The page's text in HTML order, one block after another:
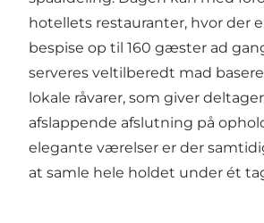
hotellets restauranter, hvor der
bespise op til 160 gæster ad
serveres veltilberedt mad
lokale råvarer, som giver
afslappende afslutning på
elegante værelser er der
at samle hele holdet under ét